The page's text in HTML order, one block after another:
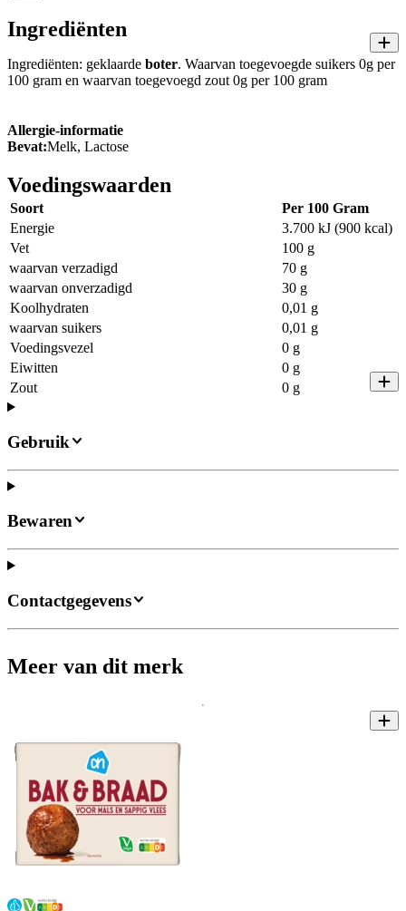
Ingrediënten
Ingrediënten: geklaarde boter. Waarvan toegevoegde suikers 0g per
100 gram en waarvan toegevoegd zout 0g per 100 gram
Allergie-informatie
Bevat:Melk, Lactose
Voedingswaarden
Soort
Per 100 Gram
Energie
3.700 kJ (900 kcal)
Vet
100 g
waarvan verzadigd
70 g
waarvan onverzadigd
30 g
Koolhydraten
0,01 g
waarvan suikers
0,01 g
Voedingsvezel
0 g
Eiwitten
0 g
Zout
0 g
Gebruik
Bewaren
Contactgegevens
Meer van dit merk